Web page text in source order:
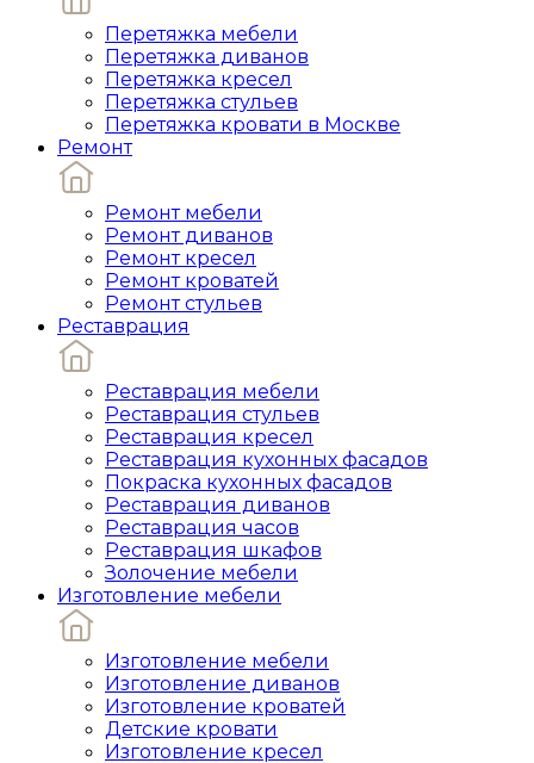
Перетяжка мебели
Перетяжка диванов
Перетяжка кресел
Перетяжка стульев
Перетяжка кровати в Москве
Ремонт
Ремонт мебели
Ремонт диванов
Ремонт кресел
Ремонт кроватей
Ремонт стульев
Реставрация
Реставрация мебели
Реставрация стульев
Реставрация кресел
Реставрация кухонных фасадов
Покраска кухонных фасадов
Реставрация диванов
Реставрация часов
Реставрация шкафов
Золочение мебели
Изготовление мебели
Изготовление мебели
Изготовление диванов
Изготовление кроватей
Детские кровати
Изготовление кресел